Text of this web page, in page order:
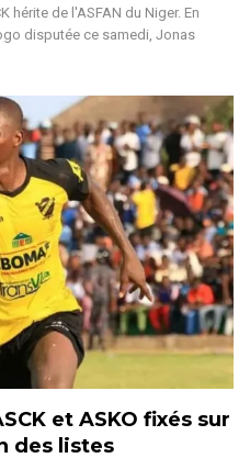
hérite de l'ASFAN du Niger. En
disputée ce samedi, Jonas
et ASKO fixés sur
des listes